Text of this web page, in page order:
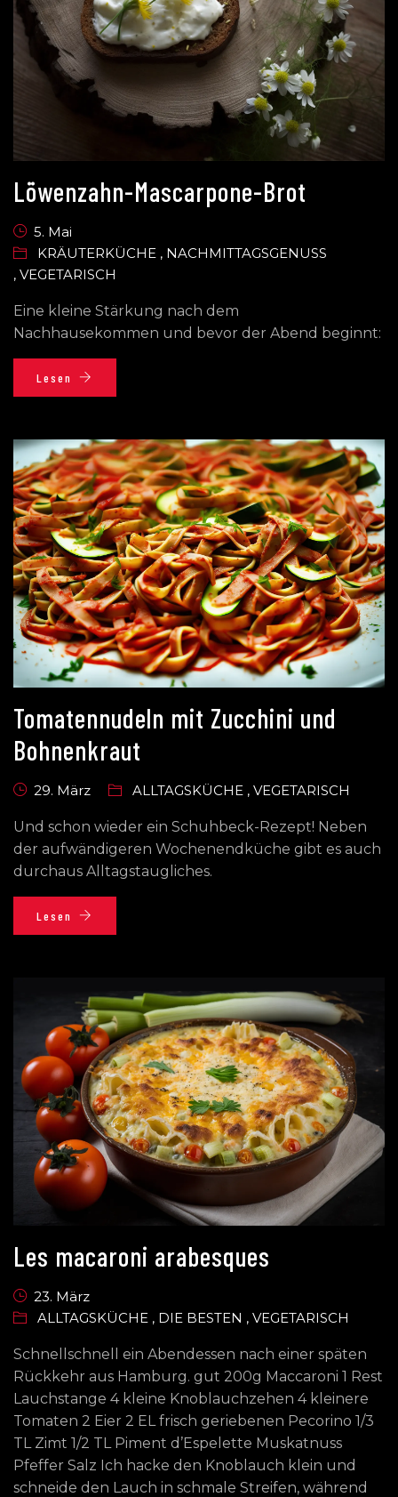
Löwenzahn-Mascarpone-Brot
5. Mai
KRÄUTERKÜCHE , NACHMITTAGSGENUSS
, VEGETARISCH
Eine kleine Stärkung nach dem
Nachhausekommen und bevor der Abend beginnt:
Lesen
Tomatennudeln mit Zucchini und
Bohnenkraut
29. März ALLTAGSKÜCHE , VEGETARISCH
Und schon wieder ein Schuhbeck-Rezept! Neben
der aufwändigeren Wochenendküche gibt es auch
durchaus Alltagstaugliches.
Lesen
Les macaroni arabesques
23. März
ALLTAGSKÜCHE , DIE BESTEN , VEGETARISCH
Schnellschnell ein Abendessen nach einer späten
Rückkehr aus Hamburg. gut 200g Maccaroni 1 Rest
Lauchstange 4 kleine Knoblauchzehen 4 kleinere
Tomaten 2 Eier 2 EL frisch geriebenen Pecorino 1/3
TL Zimt 1/2 TL Piment d’Espelette Muskatnuss
Pfeffer Salz Ich hacke den Knoblauch klein und
schneide den Lauch in schmale Streifen, während